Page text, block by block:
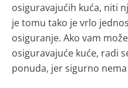
osiguravajućih kuća, niti
je tomu tako je vrlo
osiguranje. Ako vam
osiguravajuće kuće, radi
ponuda, jer sigurno